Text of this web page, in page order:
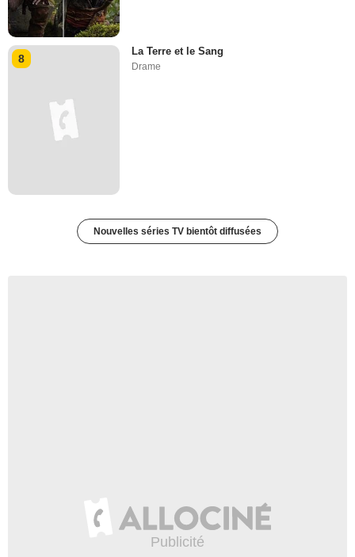
8
La Terre et le Sang
Drame
Nouvelles séries TV bientôt diffusées